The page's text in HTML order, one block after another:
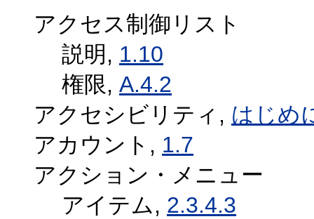
アクセス制御リスト
説明, 1.10
権限, A.4.2
アクセシビリティ, はじめ
アカウント, 1.7
アクション・メニュー
アイテム, 2.3.4.3